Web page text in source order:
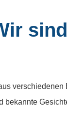
bekannte